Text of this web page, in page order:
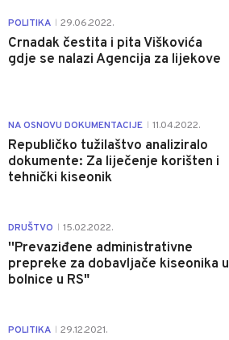
POLITIKA 29.06.2022.
Crnadak čestita i pita Viškovića
gdje se nalazi Agencija za lijekove
NA OSNOVU DOKUMENTACIJE 11.04.2022.
Republičko tužilaštvo analiziralo
dokumente: Za liječenje korišten i
tehnički kiseonik
DRUŠTVO 15.02.2022.
''Prevaziđene administrativne
prepreke za dobavljače kiseonika u
bolnice u RS"
POLITIKA 29.12.2021.